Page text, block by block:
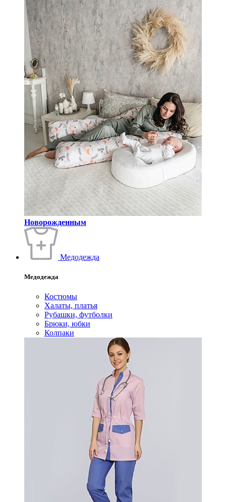
Новорожденным
Медодежда
Медодежда
Костюмы
Халаты, платья
Рубашки, футболки
Брюки, юбки
Колпаки